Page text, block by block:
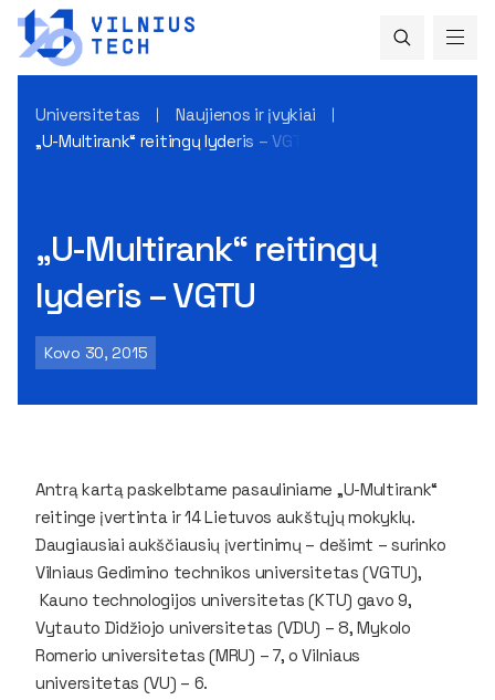
Universitetas
Naujienos ir įvykiai
„U-Multirank“ reitingų lyderis – VGTU
„U-Multirank“ reitingų
lyderis – VGTU
Kovo 30, 2015
Antrą kartą paskelbtame pasauliniame „U-Multirank“
reitinge įvertinta ir 14 Lietuvos aukštųjų mokyklų.
Daugiausiai aukščiausių įvertinimų – dešimt – surinko
Vilniaus Gedimino technikos universitetas (VGTU),
Kauno technologijos universitetas (KTU) gavo 9,
Vytauto Didžiojo universitetas (VDU) – 8, Mykolo
Romerio universitetas (MRU) – 7, o Vilniaus
universitetas (VU) – 6.